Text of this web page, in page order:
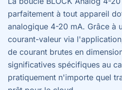
parfaitement à tout appareil
analogique 4-20 mA. Grâce à
courant-valeur via
de courant brutes en
significatives spécifiques au
pratiquement n'importe quel